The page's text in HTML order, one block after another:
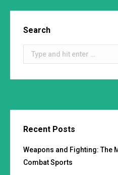
Search
Search:
Recent Posts
Weapons and Fighting: The
Combat Sports